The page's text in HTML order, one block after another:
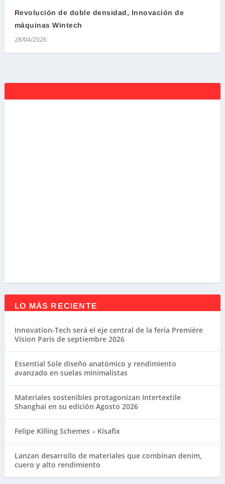
Revolución de doble densidad, Innovación de
máquinas Wintech
28/04/2026
LO MÁS RECIENTE
Innovation-Tech será el eje central de la feria Première
Vision Paris de septiembre 2026
Essential Sole diseño anatómico y rendimiento
avanzado en suelas minimalistas
Materiales sostenibles protagonizan Intertextile
Shanghai en su edición Agosto 2026
Felipe Killing Schemes – Kisafix
Lanzan desarrollo de materiales que combinan denim,
cuero y alto rendimiento